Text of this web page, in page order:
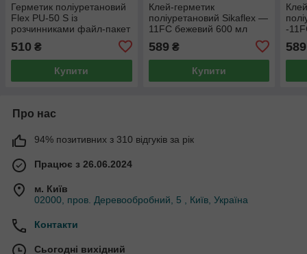
Герметик поліуретановий
Flex PU-50 S із
розчинниками файл-пакет
510 ₴
Купити
Клей-герметик
поліуретановий Sikaflex —
11FC бежевий 600 мл
589₴
Купити
-
589
Про нас
94% позитивних з 310 відгуків за рік
Працює з 26.06.2024
м. Київ
02000, пров. Деревообробний, 5 , Київ, Україна
Контакти
Сьогодні вихідний